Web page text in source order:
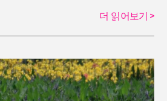
더 읽어보기 >